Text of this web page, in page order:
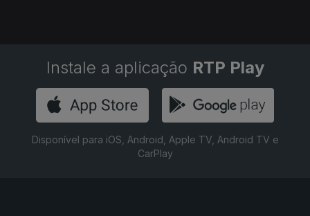
Instale a aplicação RTP Play
Disponível para iOS, Android, Apple TV, Android TV e
CarPlay